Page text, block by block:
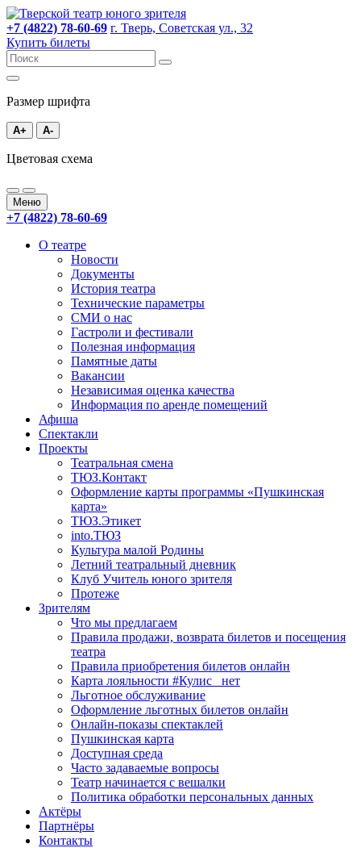
+7 (4822) 78-60-69 г. Тверь, Советская ул., 32
Купить билеты
Размер шрифта
A+ A-
Цветовая схема
Меню
+7 (4822) 78-60-69
О театре
Новости
Документы
История театра
Технические параметры
СМИ о нас
Гастроли и фестивали
Полезная информация
Памятные даты
Вакансии
Независимая оценка качества
Информация по аренде помещений
Афиша
Спектакли
Проекты
Театральная смена
ТЮЗ.Контакт
Оформление карты программы «Пушкинская
карта»
ТЮЗ.Этикет
into.ТЮЗ
Культура малой Родины
Летний театральный дневник
Клуб Учитель юного зрителя
Протеже
Зрителям
Что мы предлагаем
Правила продажи, возврата билетов и посещения
театра
Правила приобретения билетов онлайн
Карта лояльности #Кулис _нет
Льготное обслуживание
Оформление льготных билетов онлайн
Онлайн-показы спектаклей
Пушкинская карта
Доступная среда
Часто задаваемые вопросы
Театр начинается с вешалки
Политика обработки персональных данных
Актёры
Партнёры
Контакты